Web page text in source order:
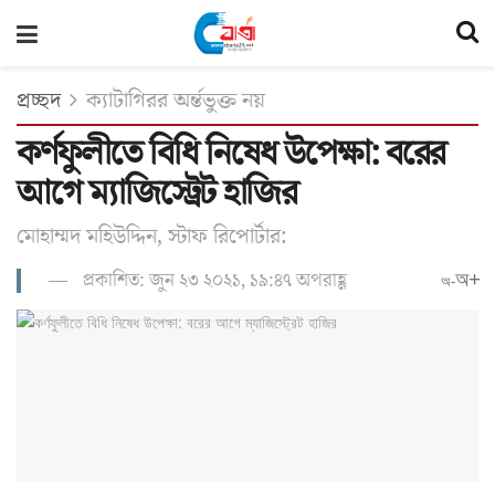
প্রচ্ছদ ক্যাটাগিরর অর্ন্তভুক্ত নয়
কর্ণফুলীতে বিধি নিষেধ উপেক্ষা: বরের
আগে ম্যাজিস্ট্রেট হাজির
মোহাম্মদ মহিউদ্দিন, স্টাফ রিপোর্টার:
প্রকাশিত: জুন ২৩ ২০২১, ১৯:৪৭ অপরাহ্ণ অ-অ+